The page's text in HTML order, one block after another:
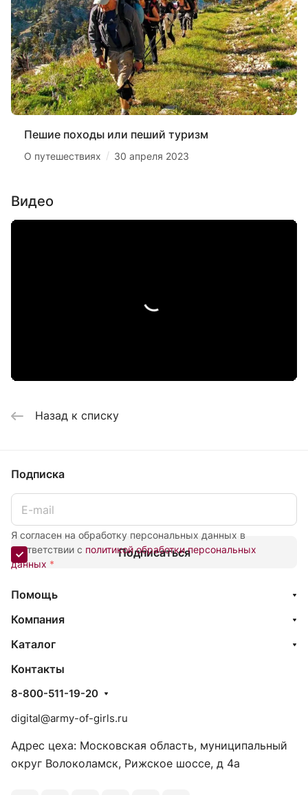
Пешие походы или пеший туризм
О путешествиях / 30 апреля 2023
Видео
Назад к списку
Подписка
Я согласен на обработку персональных данных в
соответствии с политикой обработки персональных
данных *
Подписаться
Помощь
Компания
Каталог
Контакты
8-800-511-19-20
digital@army-of-girls.ru
Адрес цеха: Московская область, муниципальный
округ Волоколамск, Рижское шоссе, д 4а